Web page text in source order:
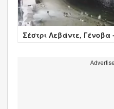
Σέστρι Λεβάντε, Γένοβα